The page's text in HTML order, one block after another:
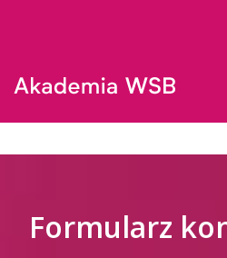
Formularz